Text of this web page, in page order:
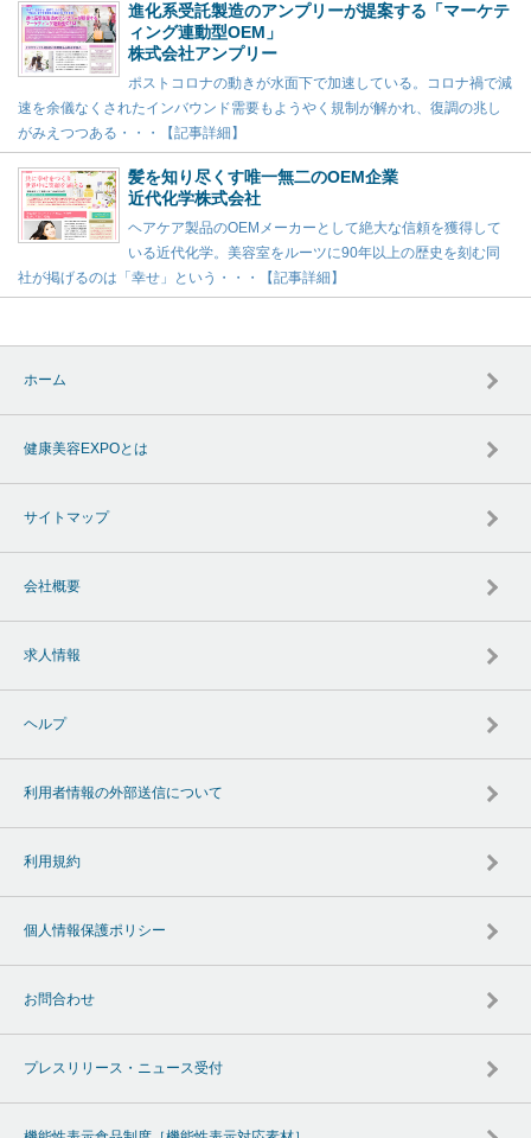
進化系受託製造のアンプリーが提案する「マーケテ
ィング連動型OEM」
株式会社アンプリー
ポストコロナの動きが水面下で加速している。コロナ禍で減
速を余儀なくされたインバウンド需要もようやく規制が解かれ、復調の兆し
がみえつつある・・・【記事詳細】
髪を知り尽くす唯一無二のOEM企業
近代化学株式会社
ヘアケア製品のOEMメーカーとして絶大な信頼を獲得して
いる近代化学。美容室をルーツに90年以上の歴史を刻む同
社が掲げるのは「幸せ」という・・・【記事詳細】
ホーム
健康美容EXPOとは
サイトマップ
会社概要
求人情報
ヘルプ
利用者情報の外部送信について
利用規約
個人情報保護ポリシー
お問合わせ
プレスリリース・ニュース受付